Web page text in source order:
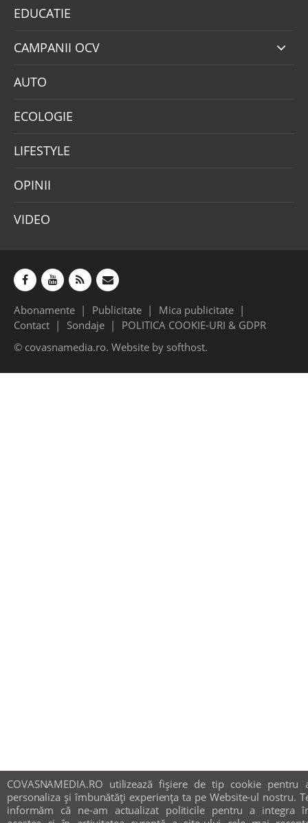
EDUCATIE
CAMPANII OCV
AUTO
ECOLOGIE
LIFESTYLE
OPINII
VIDEO
COVASNAMEDIA.RO utilizează fişiere de tip cookie pentru
personaliza și îmbunătăți experiența ta pe Website-ul nostru.
informăm că ne-am actualizat politicile pentru a integra
Abonamente Publicitate
Mica publicitate
Contact
Sondaje
POLITICA COOKIE-URI & GDPR
© covasnamedia.ro. Website by softhost.